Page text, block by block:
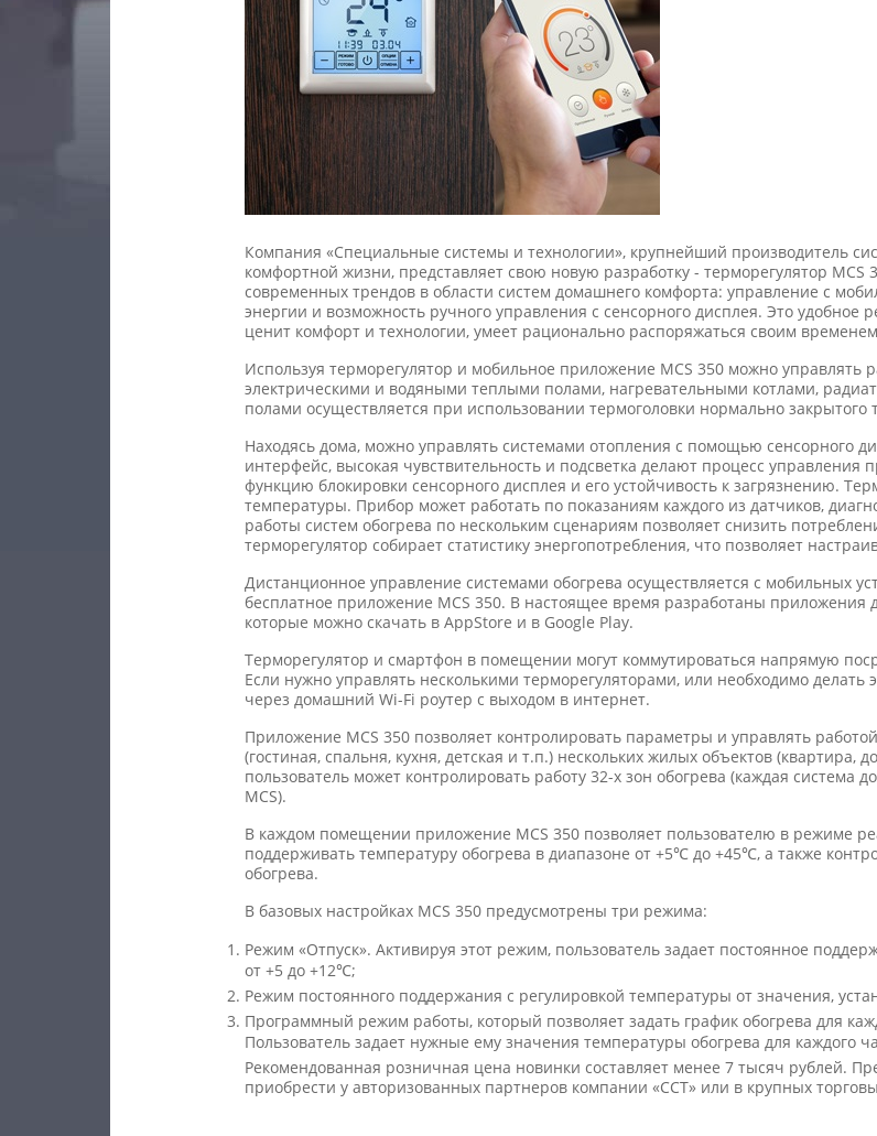
Компания «Специальные системы и технологии», крупнейший производитель
комфортной жизни, представляет свою новую разработку - терморегулятор MCS
современных трендов в области систем домашнего комфорта: управление с
энергии и возможность ручного управления с сенсорного дисплея. Это удобное
ценит комфорт и технологии, умеет рационально распоряжаться своим
Используя терморегулятор и мобильное приложение MCS 350 можно управлять
электрическими и водяными теплыми полами, нагревательными котлами,
полами осуществляется при использовании термоголовки нормально закрытого
Находясь дома, можно управлять системами отопления с помощью сенсорного
интерфейс, высокая чувствительность и подсветка делают процесс
функцию блокировки сенсорного дисплея и его устойчивость к загрязнению.
температуры. Прибор может работать по показаниям каждого из датчиков,
работы систем обогрева по нескольким сценариям позволяет снизить
терморегулятор собирает статистику энергопотребления, что позволяет
Дистанционное управление системами обогрева осуществляется с мобильных
бесплатное приложение MCS 350. В настоящее время разработаны приложения
которые можно скачать в AppStore и в Google Play.
Терморегулятор и смартфон в помещении могут коммутироваться напрямую
Если нужно управлять несколькими терморегуляторами, или необходимо делать
через домашний Wi-Fi роутер с выходом в интернет.
Приложение MCS 350 позволяет контролировать параметры и управлять
(гостиная, спальня, кухня, детская и т.п.) нескольких жилых объектов (квартира,
пользователь может контролировать работу 32-х зон обогрева (каждая система
MCS).
В каждом помещении приложение MCS 350 позволяет пользователю в режиме
поддерживать температуру обогрева в диапазоне от +5℃ до +45℃, а также
обогрева.
В базовых настройках MCS 350 предусмотрены три режима:
Режим «Отпуск». Активируя этот режим, пользователь задает постоянное
от +5 до +12℃;
Режим постоянного поддержания с регулировкой температуры от значения,
Программный режим работы, который позволяет задать график обогрева для
Пользователь задает нужные ему значения температуры обогрева для каждого
Рекомендованная розничная цена новинки составляет менее 7 тысяч рублей.
приобрести у авторизованных партнеров компании «ССТ» или в крупных